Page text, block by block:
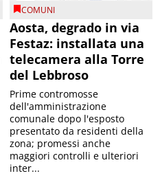
COMUNI
Aosta, degrado in via
Festaz: installata una
telecamera alla Torre
del Lebbroso
Prime contromosse
dell'amministrazione
comunale dopo l'esposto
presentato da residenti della
zona; promessi anche
maggiori controlli e ulteriori
inter...